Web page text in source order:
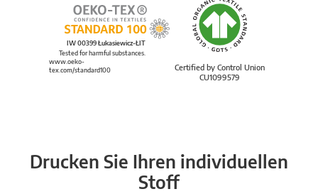
Certified by Control Union
CU1099579
IW 00399 Łukasiewicz-ŁIT
Tested for harmful substances.
www.oeko-
tex.com/standard100
Drucken Sie Ihren individuellen
Stoff